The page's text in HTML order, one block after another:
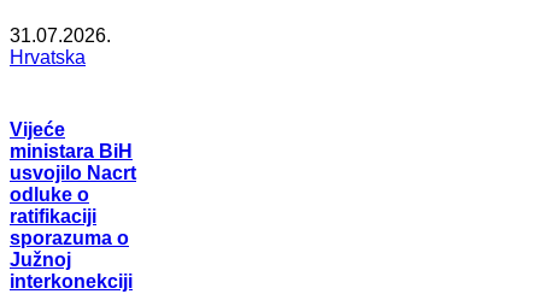
31.07.2026.
Hrvatska
Vijeće
ministara BiH
usvojilo Nacrt
odluke o
ratifikaciji
sporazuma o
Južnoj
interkonekciji